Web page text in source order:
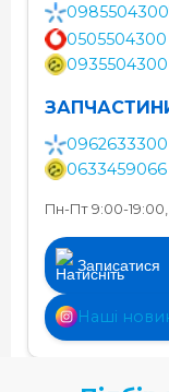
0985504300
0505504300
0935504300
0962633300
0633459066
Пн-Пт 9:00-
Записатися
Наші